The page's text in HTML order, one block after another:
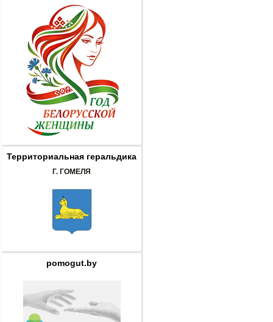
Территориальная геральдика
Г. ГОМЕЛЯ
pomogut.by